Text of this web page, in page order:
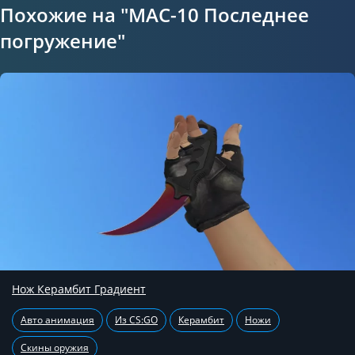
Похожие на "MAC-10 Последнее
погружение"
Нож Керамбит Градиент
Авто анимация Из CS:GO Керамбит Ножи
Скины оружия